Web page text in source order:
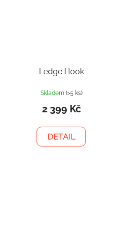
Ledge Hook
Skladem (>5 ks)
2 399 Kč
DETAIL